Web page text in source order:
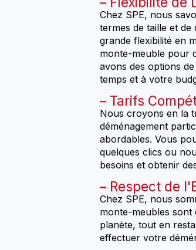
Chez SPE, nous
termes de taille et
grande flexibilité en
monte-meuble pour
avons des options
temps et à votre
Tarifs
Nous croyons en la
déménagement
abordables. Vous
quelques clics ou
besoins et obtenir
Respect de
Chez SPE, nous
monte-meubles
planète, tout en
effectuer votre